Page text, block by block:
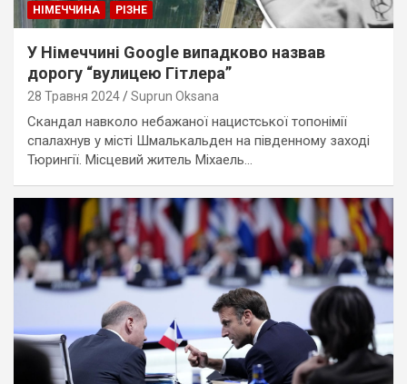
НІМЕЧЧИНА РІЗНЕ
У Німеччині Google випадково назвав
дорогу “вулицею Гітлера”
28 Травня 2024 Suprun Oksana
Скандал навколо небажаної нацистської топонімії
спалахнув у місті Шмалькальден на південному заході
Тюрингії. Місцевий житель Міхаель…